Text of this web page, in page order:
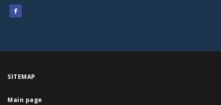
SITEMAP
Main page